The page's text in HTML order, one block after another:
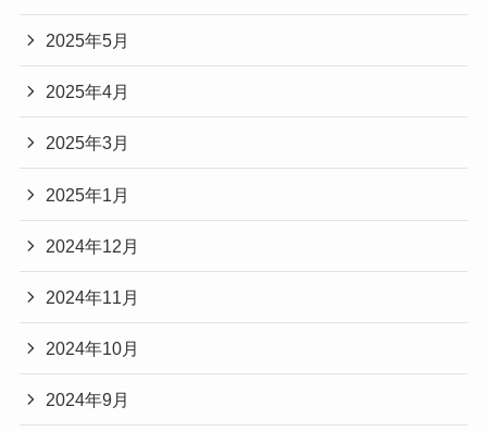
2025年5月
2025年4月
2025年3月
2025年1月
2024年12月
2024年11月
2024年10月
2024年9月